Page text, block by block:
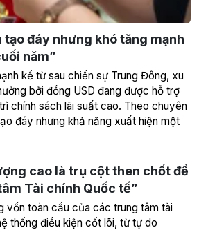
tạo đáy nhưng khó tăng mạnh
năm”
kể từ sau chiến sự Trung Đông, xu
bởi đồng USD đang được hỗ trợ
chính sách lãi suất cao. Theo chuyên
đáy nhưng khả năng xuất hiện một
cao là trụ cột then chốt để
Tài chính Quốc tế”
vốn toàn cầu của các trung tâm tài
thống điều kiện cốt lõi, từ tự do